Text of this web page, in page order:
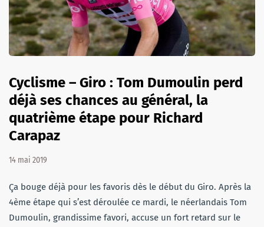
Cyclisme – Giro : Tom Dumoulin perd
déjà ses chances au général, la
quatrième étape pour Richard
Carapaz
14 mai 2019
Ça bouge déjà pour les favoris dès le début du Giro. Après la
4ème étape qui s’est déroulée ce mardi, le néerlandais Tom
Dumoulin, grandissime favori, accuse un fort retard sur le